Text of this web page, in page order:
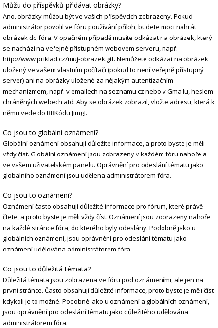
Můžu do příspěvků přidávat obrázky?
Ano, obrázky můžou být ve vašich příspěvcích zobrazeny. Pokud
administrátor povolil ve fóru používání příloh, budete moci nahrát
obrázek do fóra. V opačném případě musíte odkázat na obrázek, který
se nachází na veřejně přístupném webovém serveru, např.
http://www.priklad.cz/muj-obrazek.gif. Nemůžete odkázat na obrázek
uložený ve vašem vlastním počítači (pokud to není veřejně přístupný
server) ani na obrázky uložené za nějakým autentizačním
mechanizmem, např. v emailech na seznamu.cz nebo v Gmailu, heslem
chráněných webech atd. Aby se obrázek zobrazil, vložte adresu, která k
němu vede do BBKódu [img].
Co jsou to globální oznámení?
Globální oznámení obsahují důležité informace, a proto byste je měli
vždy číst. Globální oznámení jsou zobrazeny v každém fóru nahoře a
ve vašem uživatelském panelu. Oprávnění pro odeslání tématu jako
globálního oznámení jsou udělena administrátorem fóra.
Co jsou to oznámení?
Oznámení často obsahují důležité informace pro fórum, které právě
čtete, a proto byste je měli vždy číst. Oznámení jsou zobrazeny nahoře
na každé stránce fóra, do kterého byly odeslány. Podobně jako u
globálních oznámení, jsou oprávnění pro odeslání tématu jako
oznámení udělována administrátorem fóra.
Co jsou to důležitá témata?
Důležitá témata jsou zobrazena ve fóru pod oznámeními, ale jen na
první stránce. Často obsahují důležité informace, proto byste je měli číst
kdykoli je to možné. Podobně jako u oznámení a globálních oznámení,
jsou oprávnění pro odeslání tématu jako důležitého udělována
administrátorem fóra.